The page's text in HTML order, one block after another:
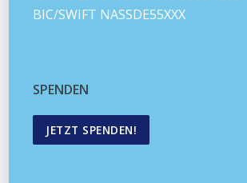
BIC/SWIFT NASSDE55XXX
SPENDEN
JETZT SPENDEN!